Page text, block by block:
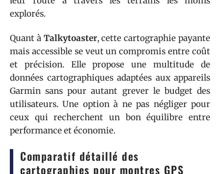
explorés.
Quant à Talkytoaster, cette cartographie payante
mais accessible se veut un compromis entre coût
et précision. Elle propose une multitude de
données cartographiques adaptées aux appareils
Garmin sans pour autant grever le budget des
utilisateurs. Une option à ne pas négliger pour
ceux qui recherchent un bon équilibre entre
performance et économie.
Comparatif détaillé des
cartographies pour montres GPS